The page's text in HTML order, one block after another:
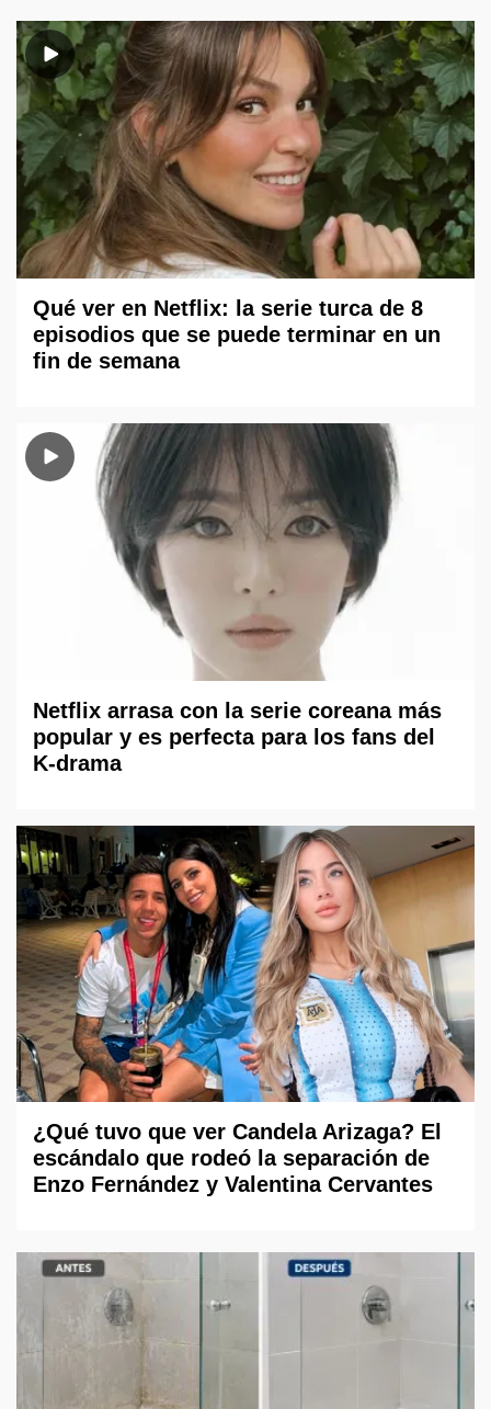
Qué ver en Netflix: la serie turca de 8
episodios que se puede terminar en un
fin de semana
Netflix arrasa con la serie coreana más
popular y es perfecta para los fans del
K-drama
¿Qué tuvo que ver Candela Arizaga? El
escándalo que rodeó la separación de
Enzo Fernández y Valentina Cervantes